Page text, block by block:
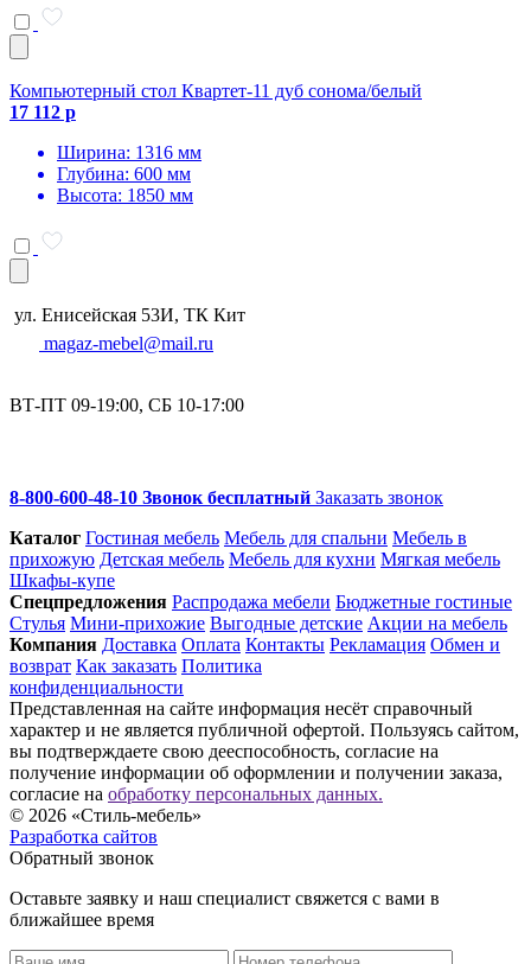
Компьютерный стол Квартет-11 дуб сонома/белый
17 112 р
Ширина: 1316 мм
Глубина: 600 мм
Высота: 1850 мм
ул. Енисейская 53И, ТК Кит
magaz-mebel@mail.ru
ВТ-ПТ 09-19:00, СБ 10-17:00
8-800-600-48-10 Звонок бесплатный Заказать звонок
Каталог Гостиная мебель Мебель для спальни Мебель в
прихожую Детская мебель Мебель для кухни Мягкая мебель
Шкафы-купе
Спец­предложения Распродажа мебели Бюджетные гостиные
Стулья Мини-прихожие Выгодные детские Акции на мебель
Компания Доставка Оплата Контакты Рекламация Обмен и
возврат Как заказать Политика
конфиденциальности
Представленная на сайте информация несёт справочный
характер и не является публичной офертой. Пользуясь сайтом,
вы подтверждаете свою дееспособность, согласие на
получение информации об оформлении и получении заказа,
согласие на обработку персональных данных.
© 2026 «Стиль-мебель»
Разработка сайтов
Обратный звонок
Оставьте заявку и наш специалист свяжется с вами в
ближайшее время